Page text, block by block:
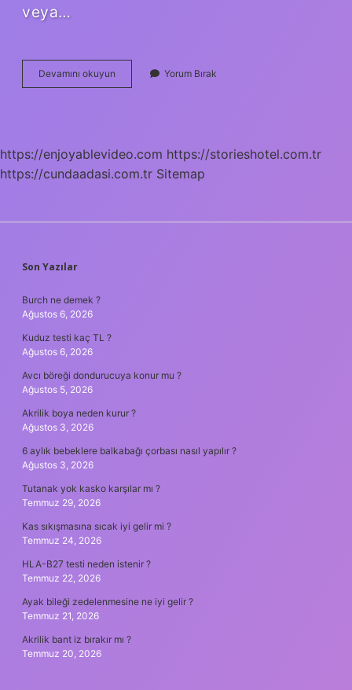
veya…
Devamını okuyun
ne
Yorum Bırak
https://enjoyablevideo.com https://storieshotel.com.tr
https://cundaadasi.com.tr Sitemap
SIDEBAR
Son Yazılar
Burch ne demek ?
Ağustos 6, 2026
Kuduz testi kaç TL ?
Ağustos 6, 2026
Avcı böreği dondurucuya konur mu ?
Ağustos 5, 2026
Akrilik boya neden kurur ?
Ağustos 3, 2026
6 aylık bebeklere balkabağı çorbası nasıl yapılır ?
Ağustos 3, 2026
Tutanak yok kasko karşılar mı ?
Temmuz 29, 2026
Kas sıkışmasına sıcak iyi gelir mi ?
Temmuz 24, 2026
HLA-B27 testi neden istenir ?
Temmuz 22, 2026
Ayak bileği zedelenmesine ne iyi gelir ?
Temmuz 21, 2026
Akrilik bant iz bırakır mı ?
Temmuz 20, 2026